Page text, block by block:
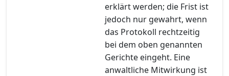
erklärt werden; die Frist ist
jedoch nur gewahrt, wenn
das Protokoll rechtzeitig
bei dem oben genannten
Gerichte eingeht. Eine
anwaltliche Mitwirkung ist